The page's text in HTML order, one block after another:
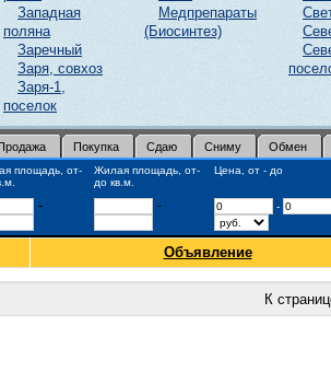
Западная
поляна
Заречный
Заря, совхоз
Заря-1,
поселок
Медпрепараты
(Биосинтез)
Покупка Сдаю Сниму Обмен
площадь, от-
Жилая площадь, от-
до кв.м.
Цена, от - до
- - -
Объявление
К